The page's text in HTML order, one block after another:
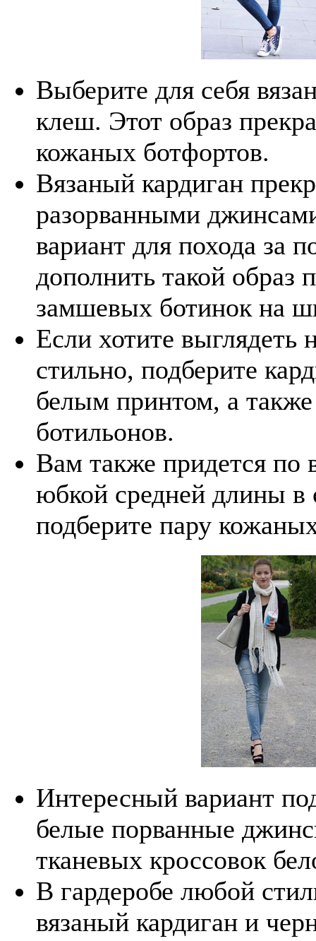
Выберите для себя
клеш. Этот образ
кожаных ботфортов.
Вязаный кардиган
разорванными
вариант для похода за
дополнить такой образ
замшевых ботинок на
Если хотите
стильно, подберите
белым принтом, а
ботильонов.
Вам также придется по
юбкой средней длины в
подберите пару
Интересный вариант
белые порванные
тканевых кроссовок
В гардеробе любой
вязаный кардиган и